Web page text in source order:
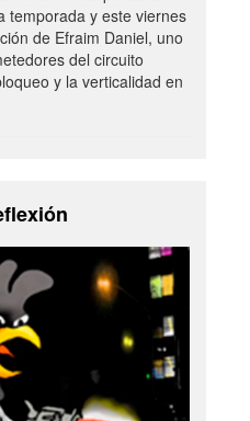
temporada y este viernes
de Efraim Daniel, uno
del circuito
y la verticalidad en